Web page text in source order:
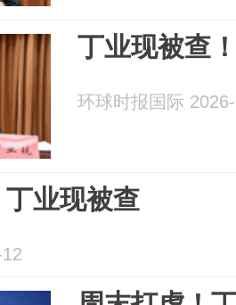
丁业现被查
环球时报国际
丁业现被查